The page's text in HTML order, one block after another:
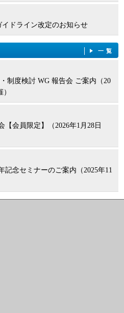
ドライン改定のお知らせ
一覧
制度検討 WG 報告会 ご案内（20
【会員限定】（2026年1月28日
記念セミナーのご案内（2025年11